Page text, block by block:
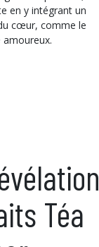
en y intégrant un
cœur, comme le
amoureux.
Téa